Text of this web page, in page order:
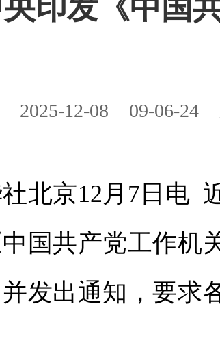
印发《中国
2025-12-08 09-06-24
京12月7日电
国共产党工作机
发出通知，要求